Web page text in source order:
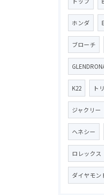
ホンダ
ブローチ
K22 ト
ジャクリー
ヘネシー
ロレックス
ダイヤモン